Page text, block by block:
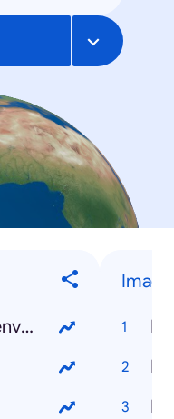
Comment remplir enveloppe